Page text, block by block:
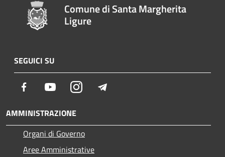
Comune di Santa Margherita
Ligure
SEGUICI SU
Facebook YoutubeInstagram
AMMINISTRAZIONE
Organi di Governo
Aree Amministrative